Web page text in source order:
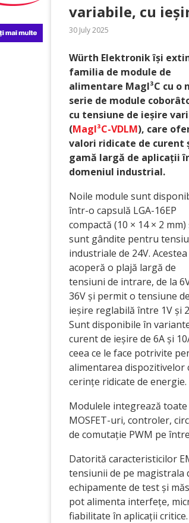
variabile, cu
30 July 2025
Würth Elektronik își
familia de module de
alimentare MagI³C cu o
serie de module
cu tensiune de ieșire
(MagI³C-VDLM), care
valori ridicate de curent
gamă largă de aplicații
domeniul industrial.
Noile module sunt
într-o capsulă LGA-16EP
compactă (10 × 14 × 2 mm)
sunt gândite pentru
industriale de 24V. Acestea
acoperă o plajă largă de
tensiuni de intrare, de la
36V și permit o tensiune de
ieșire reglabilă între 1V și
Sunt disponibile în
curent de ieșire de 6A și
ceea ce le face potrivite
alimentarea dispozitivelor
cerințe ridicate de energie.
Modulele integrează
MOSFET-uri, controler,
de comutație PWM pe
Datorită caracteristicilor
tensiunii de pe magistrala
echipamente de test și
pot alimenta interfețe,
fiabilitate în aplicații critice.